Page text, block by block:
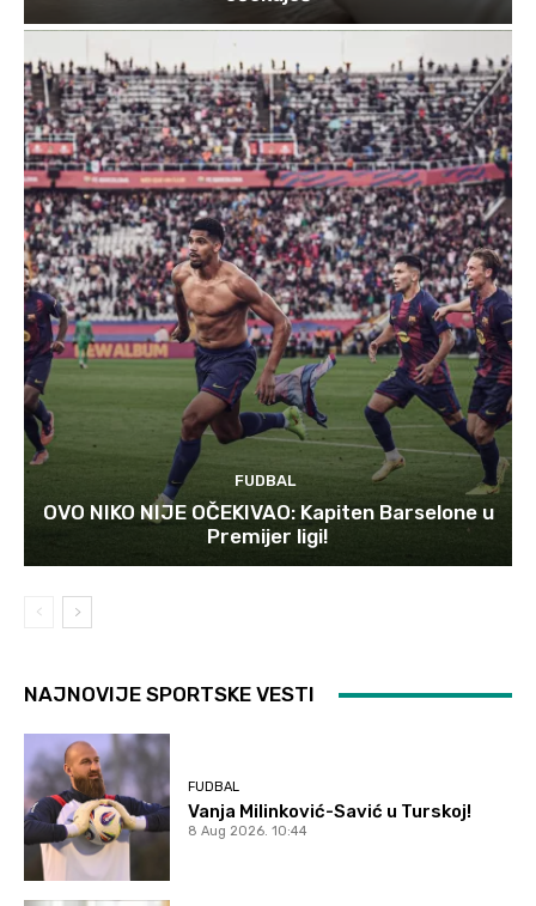
FUDBAL
OVO NIKO NIJE OČEKIVAO: Kapiten Barselone u
Premijer ligi!
NAJNOVIJE SPORTSKE VESTI
FUDBAL
Vanja Milinković-Savić u Turskoj!
8 Aug 2026. 10:44